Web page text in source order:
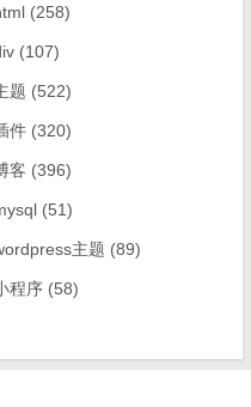
(258)
(107)
题 (522)
件 (320)
客 (396)
(51)
主题 (89)
程序 (58)